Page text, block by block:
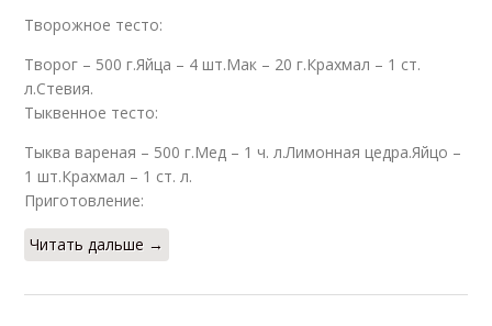
Творожное тесто:
Творог – 500 г.Яйца – 4 шт.Мак – 20 г.Крахмал – 1 ст.
л.Стевия.
Тыквенное тесто:
Тыква вареная – 500 г.Мед – 1 ч. л.Лимонная цедра.Яйцо –
1 шт.Крахмал – 1 ст. л.
Приготовление:
Читать дальше →